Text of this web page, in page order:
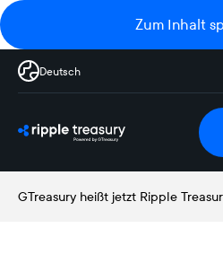
Zum Inhalt
Deutsch
GTreasury heißt jetzt Ripple